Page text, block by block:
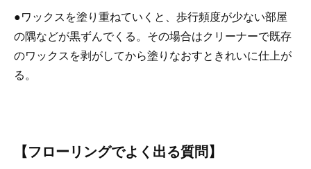
●ワックスを塗り重ねていくと、歩行頻度が少ない部屋
の隅などが黒ずんでくる。その場合はクリーナーで既存
のワックスを剥がしてから塗りなおすときれいに仕上が
る。
【フローリングでよく出る質問】